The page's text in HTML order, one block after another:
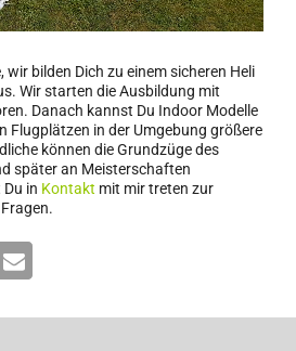
wir bilden Dich zu einem sicheren Heli
Wir starten die Ausbildung mit
Danach kannst Du Indoor Modelle
Flugplätzen in der Umgebung größere
können die Grundzüge des
später an Meisterschaften
in Kontakt mit mir treten zur